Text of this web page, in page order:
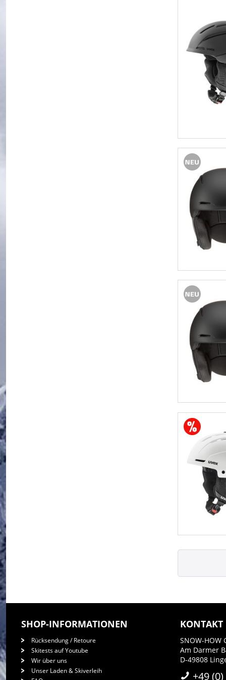
SHOP-INFORMATIONEN
Rücksendung / Retoure
Skitests auf Youtube
Wir über uns
Unser Laden & Skiverleih
KONTAKT
SNOW-HOW
Am Darmer
D-49808
+49